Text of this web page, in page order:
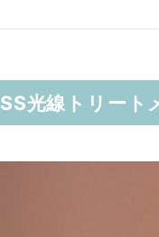
SS光線トリート